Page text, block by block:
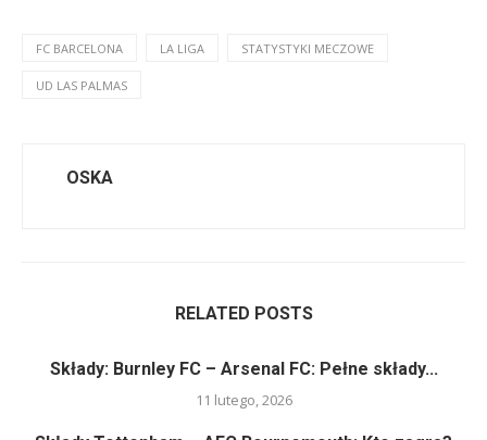
FC BARCELONA LA LIGA STATYSTYKI MECZOWE
UD LAS PALMAS
OSKA
RELATED POSTS
Składy: Burnley FC – Arsenal FC: Pełne składy...
11 lutego, 2026